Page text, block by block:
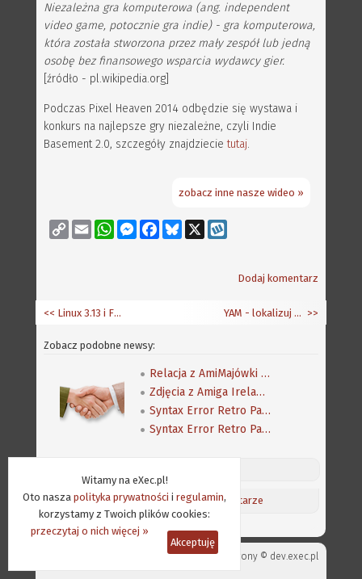
Witamy na eXec.pl!
Oto nasza polityka prywatności i regulamin,
korzystamy z Twoich plików cookies:
przeczytaj o nich więcej »
Akceptuję
Niezależna gra komputerowa (ang. independent
video game, potocznie gra indie) - gra komputerowa,
która została stworzona przez mały zespół lub jedną
osobę bez finansowego wsparcia wydawcy gier.
[źródło - pl.wikipedia.org]
Podczas Pixel Heaven 2014 odbędzie się wystawa i
konkurs na najlepsze gry niezależne, czyli Indie
Basement 2.0, szczegóły znajdziecietutaj.
zobacz inne nasze wideo »
Copy
Link
Email WhatsAppMessenger
FacebookBluesky
Dodaj komentarz
YAM - lokalizuj korzystając z Transifex >>
<< Linux 3.13 i FreeBSD 10.0
Zobacz podobne newsy:
Relacja z AmiMajówki 2006
Zdjęcia z Amiga Ireland 2019
Syntax Error Retro Party 2019 - pierwsza galeria
Syntax Error Retro Party 2019 - druga galeria
Aktualności/Ostatnie komentarze
Projekt strony © dev.exec.pl